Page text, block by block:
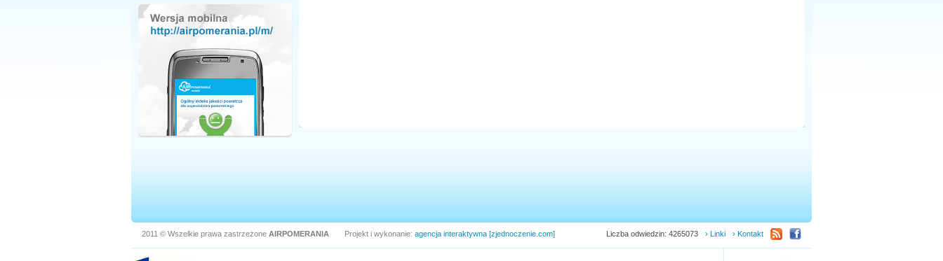
2011 © Wszelkie prawa zastrzeżone AIRPOMERANIA Projekt i wykonanie: agencja interaktywna [zjednoczenie.com] › Kontakt
› Linki
Liczba odwiedzin: 4265073